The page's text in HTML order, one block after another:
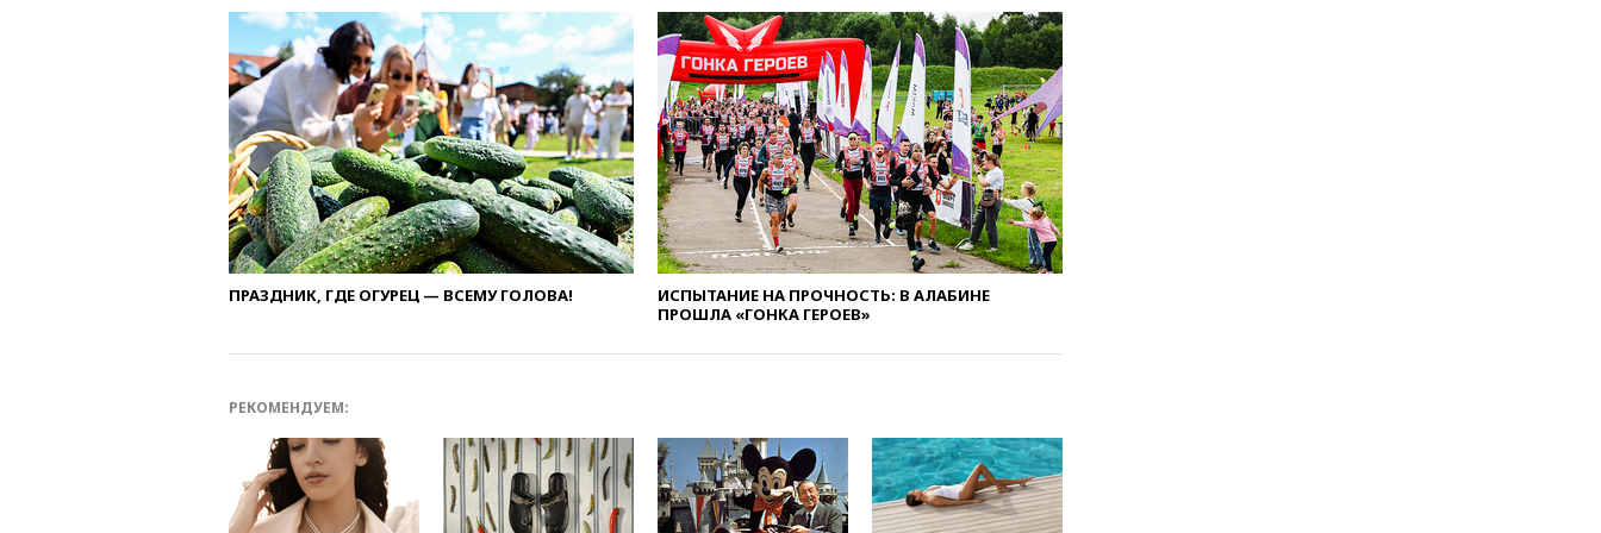
12:30Российские войска
взяли под контроль село
Анискино в Харьковской
области
12:15Минцифры РФ не
планирует вводить
ограничения на доступ детей
в соцсети
11:58Резаи: Иран не допустит
открытия второго маршрута в
Ормузском проливе
11:48Жители Москвы и
Подмосковья сообщили о
пострадавших от атак БПЛА
продавцов
11:38
Шадаев исключил
запуск мессенджера на
ПРАЗДНИК, ГДЕ ОГУРЕЦ — ВСЕМУ ГОЛОВА!
ИСПЫТАНИЕ НА ПРОЧНОСТЬ: В АЛАБИНЕ
ПРОШЛА «ГОНКА ГЕРОЕВ»
РЕКОМЕНДУЕМ: